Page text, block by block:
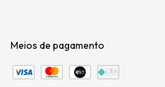
Meios de pagamento